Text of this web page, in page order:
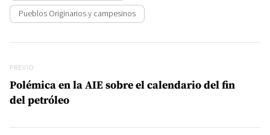
Pueblos Originarios y campesinos
Previo
PREVIO
Polémica en la AIE sobre el calendario del fin
del petróleo